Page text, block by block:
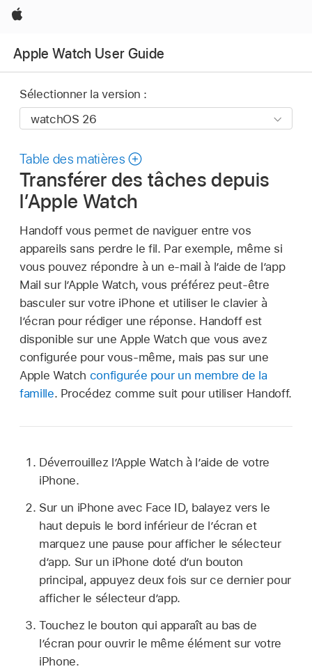
Apple
Apple Watch User Guide
Sélectionner la version :
Table des matières
Transférer des tâches depuis
l’Apple Watch
Handoff vous permet de naviguer entre vos
appareils sans perdre le fil. Par exemple, même si
vous pouvez répondre à un e-mail à l’aide de l’app
Mail sur l’Apple Watch, vous préférez peut-être
basculer sur votre iPhone et utiliser le clavier à
l’écran pour rédiger une réponse. Handoff est
disponible sur une Apple Watch que vous avez
configurée pour vous-même, mais pas sur une
Apple Watch configurée pour un membre de la
famille. Procédez comme suit pour utiliser Handoff.
Déverrouillez l’Apple Watch à l’aide de votre
iPhone.
Sur un iPhone avec Face ID, balayez vers le
haut depuis le bord inférieur de l’écran et
marquez une pause pour afficher le sélecteur
d’app. Sur un iPhone doté d’un bouton
principal, appuyez deux fois sur ce dernier pour
afficher le sélecteur d’app.
Touchez le bouton qui apparaît au bas de
l’écran pour ouvrir le même élément sur votre
iPhone.